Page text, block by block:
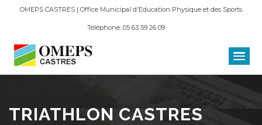
OMEPS CASTRES | Office Municipal d'Education Physique et des Sports
Téléphone: 05 63 59 26 09
TRIATHLON CASTRES